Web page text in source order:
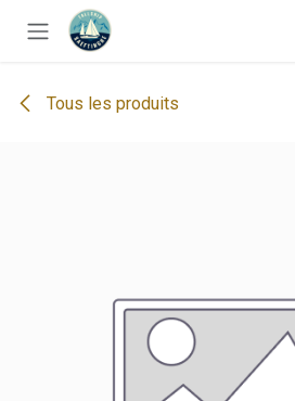
Se rendre au contenu
Tous les produits